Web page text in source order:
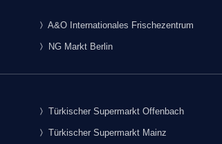
A&O Internationales Frischezentrum
NG Markt Berlin
Türkischer Supermarkt Offenbach
Türkischer Supermarkt Mainz